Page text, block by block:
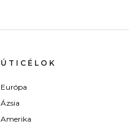
ÚTICÉLOK
Európa
Ázsia
Amerika